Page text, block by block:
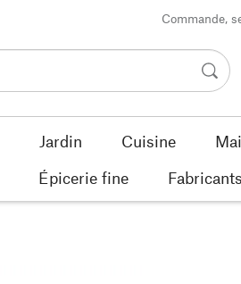
Commande,
Jardin Cuisine
Épicerie fine Fabricants